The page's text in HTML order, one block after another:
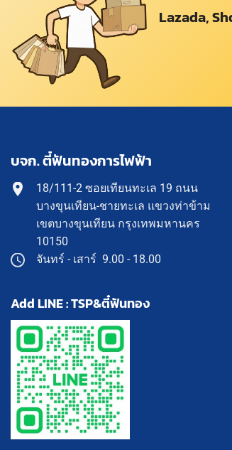
Lazada,
บจก. ตี๋ฟันทองการไฟฟ้า
18/111-2 ซอยเทียนทะเล 19 ถนน
บางขุนเทียน-ชายทะเล แขวงท่าข้าม
เขตบางขุนเทียน กรุงเทพมหานคร
10150
จันทร์ - เสาร์ 9.00 - 18.00
Add LINE : TSP&ตี๋ฟันทอง